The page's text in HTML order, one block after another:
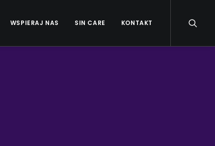
WSPIERAJ NAS SIN CARE KONTAKT